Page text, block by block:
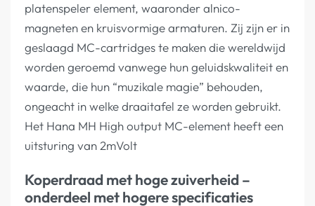
platenspeler element, waaronder alnico-
magneten en kruisvormige armaturen. Zij zijn er in
geslaagd MC-cartridges te maken die wereldwijd
worden geroemd vanwege hun geluidskwaliteit en
waarde, die hun “muzikale magie” behouden,
ongeacht in welke draaitafel ze worden gebruikt.
Het Hana MH High output MC-element heeft een
uitsturing van 2mVolt
Koperdraad met hoge zuiverheid –
onderdeel met hogere specificaties